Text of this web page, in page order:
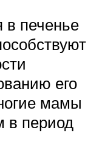
печенье
его
мамы
в период